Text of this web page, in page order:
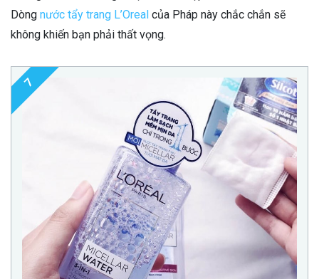
Dòng nước tẩy trang L’Oreal của Pháp này chắc chắn sẽ
không khiến bạn phải thất vọng.
7